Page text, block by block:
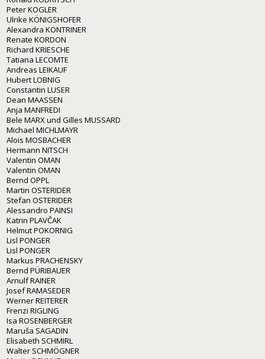
Peter KOGLER
Ulrike KÖNIGSHOFER
Alexandra KONTRINER
Renate KORDON
Richard KRIESCHE
Tatiana LECOMTE
Andreas LEIKAUF
Hubert LOBNIG
Constantin LUSER
Dean MAASSEN
Anja MANFREDI
Bele MARX und Gilles MUSSARD
Michael MICHLMAYR
Alois MOSBACHER
Hermann NITSCH
Valentin OMAN
Valentin OMAN
Bernd OPPL
Martin OSTERIDER
Stefan OSTERIDER
Alessandro PAINSI
Katrin PLAVČAK
Helmut POKORNIG
Lisl PONGER
Lisl PONGER
Markus PRACHENSKY
Bernd PÜRIBAUER
Arnulf RAINER
Josef RAMASEDER
Werner REITERER
Frenzi RIGLING
Isa ROSENBERGER
Maruša SAGADIN
Elisabeth SCHMIRL
Walter SCHMÖGNER